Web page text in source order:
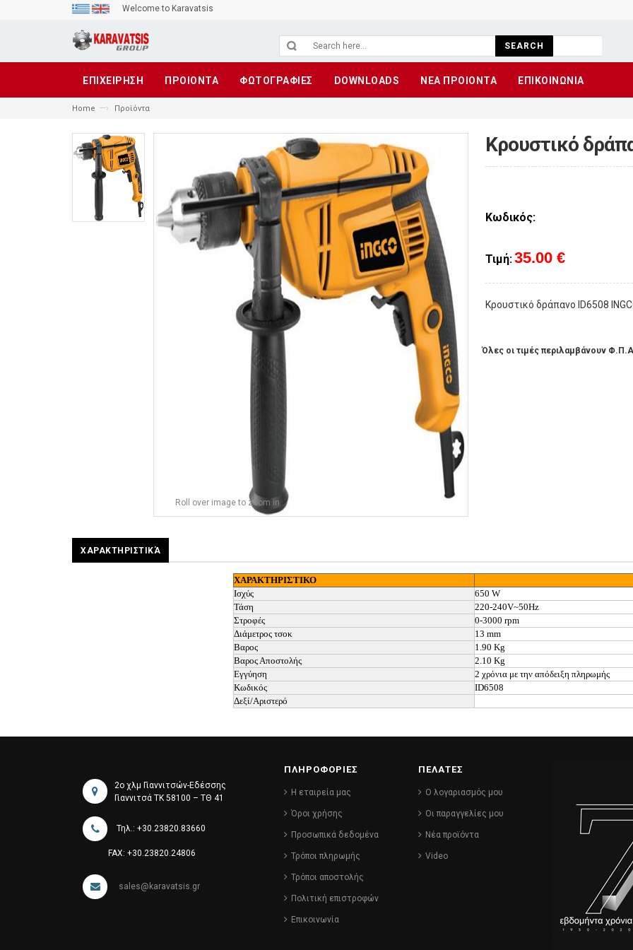
Welcome to Karavatsis
SEARCH
ΕΠΙΧΕΙΡΗΣΗ ΠΡΟΙΟΝΤΑ ΦΩΤΟΓΡΑΦΙΕΣ DOWNLOADS ΝΕΑ ΠΡΟΙΟΝΤΑ ΕΠΙΚΟΙΝΩΝΙΑ
Home —› Προϊόντα
Roll over image to zoom in
Κρουστικό
Κωδικός:
Τιμή:35.00 €
Κρουστικό δράπανο ID6508
Όλες οι τιμές περιλαμβάνουν
ΧΑΡΑΚΤΗΡΙΣΤΙΚΆ
ΧΑΡΑΚΤΗΡΙΣΤΙΚΟ
Ισχύς
650 W
Τάση
220-240V~50Hz
Στροφές
0-3000 rpm
Διάμετρος τσοκ
13 mm
Βαρος
1.90 Kg
Βαρος Αποστολής
2.10 Kg
Εγγύηση
2 χρόνια με την απόδειξη πληρωμής
Κωδικός
ID6508
Δεξί/Αριστερό
2ο χλμ Γιαννιτσών-Εδέσσης
Γιαννιτσά ΤΚ 58100 – ΤΘ 41
Τηλ.: +30.23820.83660
FAX: +30.23820.24806
sales@karavatsis.gr
ΠΛΗΡΟΦΟΡΙΕΣ
Η εταιρεία μας
Όροι χρήσης
Προσωπικά δεδομένα
Τρόποι πληρωμής
Τρόποι αποστολής
Πολιτική επιστροφών
Επικοινωνία
ΠΕΛΑΤΕΣ
Ο λογαριασμός μου
Οι παραγγελίες μου
Νέα προϊόντα
Video